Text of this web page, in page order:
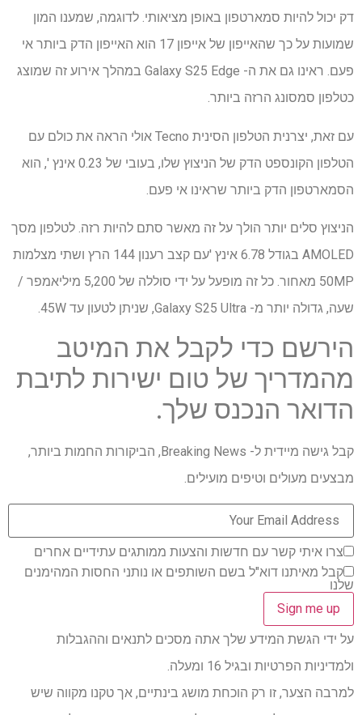
דק יכול להיות סמארטפון באופן מציאותי. לדוגמה, שמענו המון
שמועות על כך שהאייפון של אייפון 17 הוא האייפון הדק ביותר אי
פעם. ראינו גם את ה- Galaxy S25 Edge במהלך אירוע זה שמוצג
כטלפון סמסונג הרזה ביותר.
עם זאת, יצרנית הטלפון הסינית Tecno אולי הראה את כולם עם
הטלפון הקונספט הדק של הניצוץ שלו, בעובי של 0.23 אינץ ', הוא
הסמארטפון הדק ביותר שראינו אי פעם.
הניצוץ סלים יותר הולך על זה מאשר סתם להיות רזה. לטלפון מסך
AMOLED בגודל 6.78 אינץ 'עם קצב רענון 144 הרץ ושתי מצלמות
50MP מאחור. כל זה מופעל על ידי סוללה של 5,200 מיליאמפר /
שעה, גדולה יותר מ- Galaxy S25 Ultra, שניתן לטעון עד 45W.
הירשם כדי לקבל את המיטב
מהמדריך של טום ישירות לתיבת
הדואר הנכנס שלך.
קבל גישה מיידית ל- Breaking News, הביקורות החמות ביותר,
מבצעים מעולים וטיפים מועילים.
צרו איתי קשר עם חדשות והצעות ממותגים עתידיים אחרים
קבל מאיתנו דוא"ל בשם השותפים או נותני החסות המהימנים
שלנו
על ידי הגשת המידע שלך אתה מסכים לתנאים וההגבלות
ולמדיניות הפרטיות ובגיל 16 ומעלה.
למרבה הצער, זו רק הוכחת מושג בינתיים, אך טקנו מקווה שיש